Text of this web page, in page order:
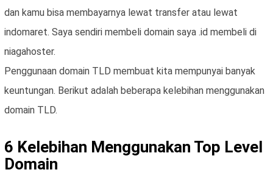
dan kamu bisa membayarnya lewat transfer atau lewat
indomaret. Saya sendiri membeli domain saya .id membeli di
niagahoster.
Penggunaan domain TLD membuat kita mempunyai banyak
keuntungan. Berikut adalah beberapa kelebihan menggunakan
domain TLD.
6 Kelebihan Menggunakan Top Level
Domain